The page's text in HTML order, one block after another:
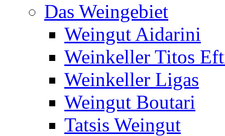
Das Weingebiet
Weingut Aidarini
Weinkeller Titos
Weinkeller Ligas
Weingut Boutari
Tatsis Weingut